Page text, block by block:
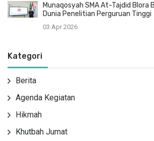
Munaqosyah SMA At-Tajdid Blora
Dunia Penelitian Perguruan Tinggi
03 Apr 2026
Kategori
Berita
Agenda Kegiatan
Hikmah
Khutbah Jumat